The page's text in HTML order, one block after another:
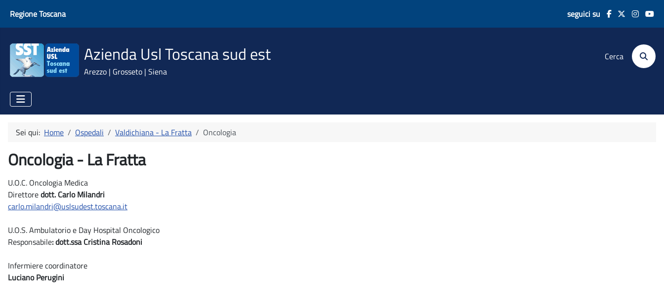
Regione Toscana seguici su
Azienda Usl Toscana sud est
Arezzo | Grosseto | Siena
Cerca
Sei qui: Home Ospedali Valdichiana - La Fratta Oncologia
Oncologia - La Fratta
U.O.C. Oncologia Medica
Direttoredott. Carlo Milandri
carlo.milandri@uslsudest.toscana.it
U.O.S. Ambulatorio e Day Hospital Oncologico
Responsabile: dott.ssa Cristina Rosadoni
Infermiere coordinatore
Luciano Perugini